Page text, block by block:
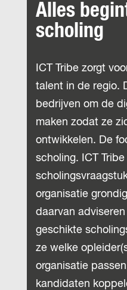
Alles
scholing
ICT Tribe zorgt
talent in de regio.
bedrijven om de
maken zodat ze
ontwikkelen. De
scholing. ICT
organisatie
daarvan
geschikte
ze welke
organisatie
kandidaten